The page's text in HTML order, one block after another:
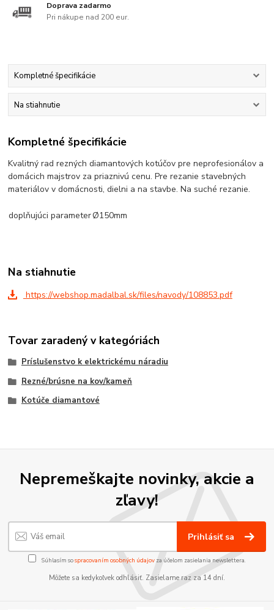
Doprava zadarmo
Pri nákupe nad 200 eur.
Kompletné špecifikácie
Na stiahnutie
Kompletné špecifikácie
Kvalitný rad rezných diamantových kotúčov pre neprofesionálov a
domácich majstrov za priaznivú cenu. Pre rezanie stavebných
materiálov v domácnosti, dielni a na stavbe. Na suché rezanie.
doplňujúci parameterØ150mm
Na stiahnutie
https://webshop.madalbal.sk/files/navody/108853.pdf
Tovar zaradený v kategóriách
Príslušenstvo k elektrickému náradiu
Rezné/brúsne na kov/kameň
Kotúče diamantové
Nepremeškajte novinky, akcie a
zľavy!
Prihlásiť sa
Súhlasím sospracovaním osobných údajov za účelom zasielania newslettera.
Môžete sa kedykoľvek odhlásiť. Zasielame raz za 14 dní.